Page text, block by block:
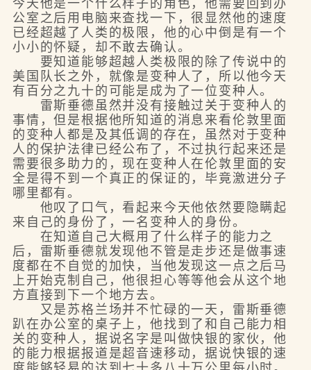
今天他是一个什么样子的角色，他需要回到办
公室之后用电脑来查找一下，很显然他的速度
已经超越了人类的极限，他的心中倒是有一个
小小的怀疑，却不敢去确认。
要知道能够超越人类极限的除了传说中的
美国队长之外，就像是变种人了，所以他今天
有百分之九十的可能是成为了一位变种人。
雷斯垂德虽然并没有接触过关于变种人的
事情，但是根据他所知道的消息来看伦敦里面
的变种人都是及其低调的存在，虽然对于变种
人的保护法律已经公布了，不过执行起来还是
需要很多助力的，现在变种人在伦敦里面的安
全是得不到一个真正的保证的，毕竟激进分子
哪里都有。
他叹了口气，看起来今天他依然要隐瞒起
来自己的身份了，一名变种人的身份。
在知道自己大概用了什么样子的能力之
后，雷斯垂德就发现他不管是走步还是做事速
度都在不自觉的加快，当他发现这一点之后马
上开始克制自己，他很担心等等他会从这个地
方直接到下一个地方去。
又是苏格兰场并不忙碌的一天，雷斯垂德
趴在办公室的桌子上，他找到了和自己能力相
关的变种人，据说名字是叫做快银的家伙，他
的能力根据报道是超音速移动，据说快银的速